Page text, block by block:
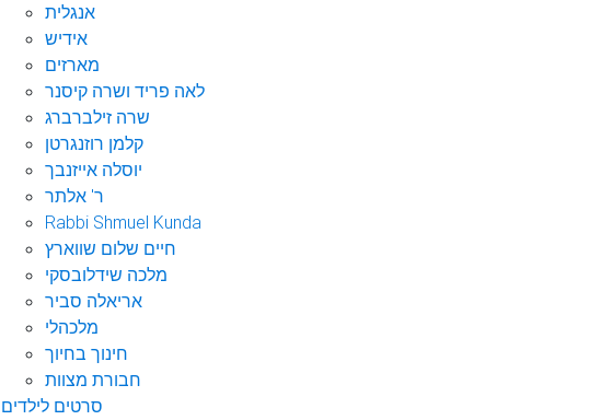
אנגלית
אידיש
מארזים
לאה פריד ושרה קיסנר
שרה זילברברג
קלמן רוזנגרטן
יוסלה אייזנבך
ר' אלתר
Rabbi Shmuel Kunda
חיים שלום שווארץ
מלכה שידלובסקי
אריאלה סביר
מלכהלי
חינוך בחיוך
חבורת מצוות
סרטים לילדים